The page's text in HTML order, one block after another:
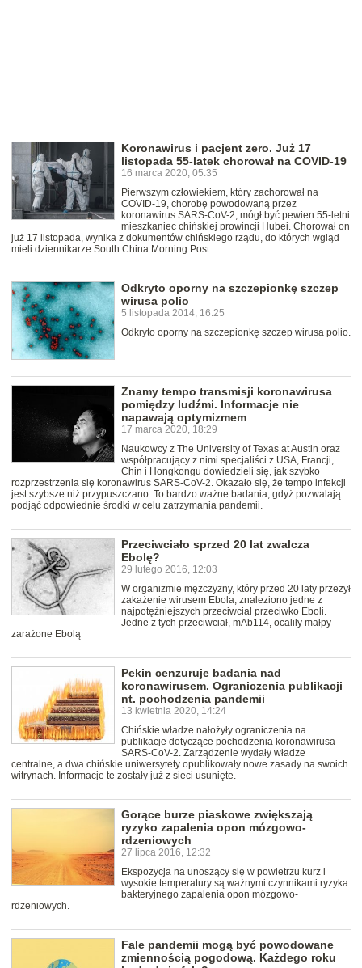
Koronawirus i pacjent zero. Już 17
listopada 55-latek chorował na COVID-19
16 marca 2020, 05:35
Pierwszym człowiekiem, który zachorował na
COVID-19, chorobę powodowaną przez
koronawirus SARS-CoV-2, mógł być pewien 55-letni
mieszkaniec chińskiej prowincji Hubei. Chorował on
już 17 listopada, wynika z dokumentów chińskiego rządu, do których wgląd
mieli dziennikarze South China Morning Post
Odkryto oporny na szczepionkę szczep
wirusa polio
5 listopada 2014, 16:25
Odkryto oporny na szczepionkę szczep wirusa polio.
Znamy tempo transmisji koronawirusa
pomiędzy ludźmi. Informacje nie
napawają optymizmem
17 marca 2020, 18:29
Naukowcy z The University of Texas at Austin oraz
współpracujący z nimi specjaliści z USA, Francji,
Chin i Hongkongu dowiedzieli się, jak szybko
rozprzestrzenia się koronawirus SARS-CoV-2. Okazało się, że tempo infekcji
jest szybsze niż przypuszczano. To bardzo ważne badania, gdyż pozwalają
podjąć odpowiednie środki w celu zatrzymania pandemii.
Przeciwciało sprzed 20 lat zwalcza
Ebolę?
29 lutego 2016, 12:03
W organizmie mężczyzny, który przed 20 laty przeżył
zakażenie wirusem Ebola, znaleziono jedne z
najpotężniejszych przeciwciał przeciwko Eboli.
Jedne z tych przeciwciał, mAb114, ocaliły małpy
zarażone Ebolą
Pekin cenzuruje badania nad
koronawirusem. Ograniczenia publikacji
nt. pochodzenia pandemii
13 kwietnia 2020, 14:24
Chińskie władze nałożyły ograniczenia na
publikacje dotyczące pochodzenia koronawirusa
SARS-CoV-2. Zarządzenie wydały władze
centralne, a dwa chińskie uniwersytety opublikowały nowe zasady na swoich
witrynach. Informacje te zostały już z sieci usunięte.
Gorące burze piaskowe zwiększają
ryzyko zapalenia opon mózgowo-
rdzeniowych
27 lipca 2016, 12:32
Ekspozycja na unoszący się w powietrzu kurz i
wysokie temperatury są ważnymi czynnikami ryzyka
bakteryjnego zapalenia opon mózgowo-
rdzeniowych.
Fale pandemii mogą być powodowane
zmiennością pogodową. Każdego roku